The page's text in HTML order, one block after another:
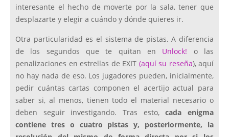
interesante el hecho de moverte por la sala, tener que
desplazarte y elegir a cuándo y dónde quieres ir.
Otra particularidad es el sistema de pistas. A diferencia
de los segundos que te quitan en Unlock! o las
penalizaciones en estrellas de EXIT (aquí su reseña), aquí
no hay nada de eso. Los jugadores pueden, inicialmente,
pedir cuántas cartas componen el acertijo actual para
saber si, al menos, tienen todo el material necesario o
deben seguir investigando. Tras esto,cada enigma
contiene tres o cuatro pistas y, posteriormente, la